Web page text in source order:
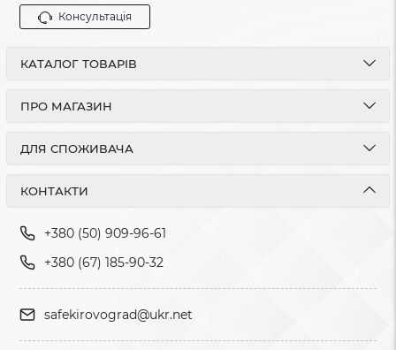
Консультація
КАТАЛОГ ТОВАРІВ
ПРО МАГАЗИН
ДЛЯ СПОЖИВАЧА
КОНТАКТИ
+380 (50) 909-96-61
+380 (67) 185-90-32
safekirovograd@ukr.net